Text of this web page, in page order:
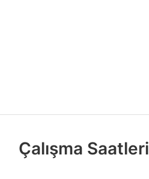
Çalışma Saatleri